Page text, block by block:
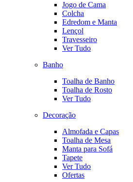
Jogo de Cama
Colcha
Edredom e Manta
Lençol
Travesseiro
Ver Tudo
Banho
Toalha de Banho
Toalha de Rosto
Ver Tudo
Decoração
Almofada e Capas
Toalha de Mesa
Manta para Sofá
Tapete
Ver Tudo
Ofertas